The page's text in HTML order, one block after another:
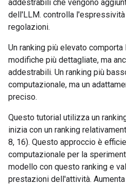
addestrabili che vengono
dell'LLM. controlla
regolazioni.
Un ranking più elevato
modifiche più dettagliate, ma
addestrabili. Un ranking più
computazionale, ma un
preciso.
Questo tutorial utilizza un
inizia con un ranking
8, 16). Questo approccio è
computazionale per la
modello con questo ranking e
prestazioni dell'attività.